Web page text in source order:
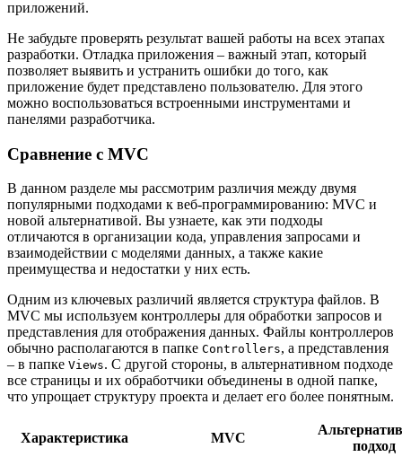
приложений.
Не забудьте проверять результат вашей работы на всех этапах
разработки. Отладка приложения – важный этап, который
позволяет выявить и устранить ошибки до того, как
приложение будет представлено пользователю. Для этого
можно воспользоваться встроенными инструментами и
панелями разработчика.
Сравнение с MVC
В данном разделе мы рассмотрим различия между двумя
популярными подходами к веб-программированию: MVC и
новой альтернативой. Вы узнаете, как эти подходы
отличаются в организации кода, управления запросами и
взаимодействии с моделями данных, а также какие
преимущества и недостатки у них есть.
Одним из ключевых различий является структура файлов. В
MVC мы используем контроллеры для обработки запросов и
представления для отображения данных. Файлы контроллеров
обычно располагаются в папке Controllers, а представления
– в папке Views. С другой стороны, в альтернативном подходе
все страницы и их обработчики объединены в одной папке,
что упрощает структуру проекта и делает его более понятным.
Характеристика MVC
подход